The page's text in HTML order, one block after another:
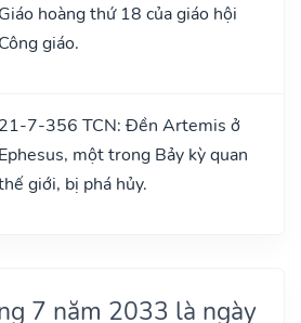
Giáo hoàng thứ 18 của giáo hội
Công giáo.
21-7-356 TCN: Đền Artemis ở
Ephesus, một trong Bảy kỳ quan
giới, bị phá hủy.
7 năm 2033 là ngày